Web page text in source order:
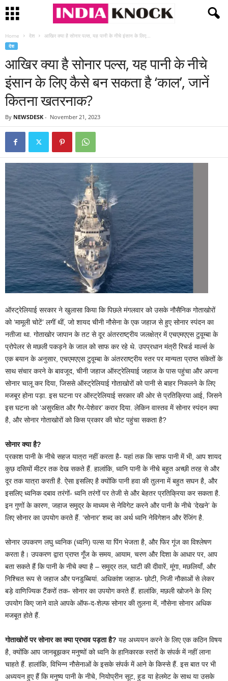
Home देश आखिर क्या है सोनार पल्स, यह पानी के नीचे इंसान के लिए...
देश
आखिर क्या है सोनार पल्स, यह पानी के नीचे
इंसान के लिए कैसे बन सकता है ‘काल’, जानें
कितना खतरनाक?
By NEWSDESK - November 21, 2023
ऑस्ट्रेलियाई सरकार ने खुलासा किया कि पिछले मंगलवार को उसके नौसैनिक गोताखोरों
को ‘मामूली चोटें’ लगीं थीं, जो शायद चीनी नौसेना के एक जहाज से हुए सोनार स्पंदन का
नतीजा था. गोताखोर जापान के तट से दूर अंतरराष्ट्रीय जलक्षेत्र में एचएमएएस टुवूम्बा के
प्रोपेलर से मछली पकड़ने के जाल को साफ कर रहे थे. उपप्रधान मंत्री रिचर्ड मार्ल्स के
एक बयान के अनुसार, एचएमएएस टुवूम्बा के अंतरराष्ट्रीय स्तर पर मान्यता प्राप्त संकेतों के
साथ संचार करने के बावजूद, चीनी जहाज ऑस्ट्रेलियाई जहाज के पास पहुंचा और अपना
सोनार चालू कर दिया, जिससे ऑस्ट्रेलियाई गोताखोरों को पानी से बाहर निकलने के लिए
मजबूर होना पड़ा. इस घटना पर ऑस्ट्रेलियाई सरकार की ओर से प्रतिक्रिया आई, जिसने
इस घटना को ‘असुरक्षित और गैर-पेशेवर’ करार दिया. लेकिन वास्तव में सोनार स्पंदन क्या
है, और सोनार गोताखोरों को किस प्रकार की चोट पहुंचा सकता है?
सोनार क्या है?
प्रकाश पानी के नीचे सहज यात्रा नहीं करता है- यहां तक ​​कि साफ पानी में भी, आप शायद
कुछ दसियों मीटर तक देख सकते हैं. हालांकि, ध्वनि पानी के नीचे बहुत अच्छी तरह से और
दूर तक यात्रा करती है. ऐसा इसलिए है क्योंकि पानी हवा की तुलना में बहुत सघन है, और
इसलिए ध्वनिक दबाव तरंगों- ध्वनि तरंगों पर तेजी से और बेहतर प्रतिक्रिया कर सकता है.
इन गुणों के कारण, जहाज समुद्र के माध्यम से नेविगेट करने और पानी के नीचे ‘देखने’ के
लिए सोनार का उपयोग करते हैं. ‘सोनार’ शब्द का अर्थ ध्वनि नेविगेशन और रेंजिंग है.
सोनार उपकरण लघु ध्वनिक (ध्वनि) पल्स या पिंग भेजता है, और फिर गूंज का विश्लेषण
करता है। उपकरण द्वारा प्राप्त गूँज के समय, आयाम, चरण और दिशा के आधार पर, आप
बता सकते हैं कि पानी के नीचे क्या है – समुद्र तल, घाटी की दीवारें, मूंगा, मछलियाँ, और
निश्चित रूप से जहाज और पनडुब्बियां. अधिकांश जहाज- छोटी, निजी नौकाओं से लेकर
बड़े वाणिज्यिक टैंकरों तक- सोनार का उपयोग करते हैं. हालांकि, मछली खोजने के लिए
उपयोग किए जाने वाले आपके ऑफ-द-शेल्फ सोनार की तुलना में, नौसेना सोनार अधिक
मजबूत होते हैं.
गोताखोरों पर सोनार का क्या प्रभाव पड़ता है? यह अध्ययन करने के लिए एक कठिन विषय
है, क्योंकि आप जानबूझकर मनुष्यों को ध्वनि के हानिकारक स्तरों के संपर्क में नहीं लाना
चाहते हैं. हालांकि, विभिन्न नौसेनाओं के इसके संपर्क में आने के किस्से हैं. इस बात पर भी
अध्ययन हुए हैं कि मनुष्य पानी के नीचे, नियोप्रीन सूट, हुड या हेलमेट के साथ या उसके